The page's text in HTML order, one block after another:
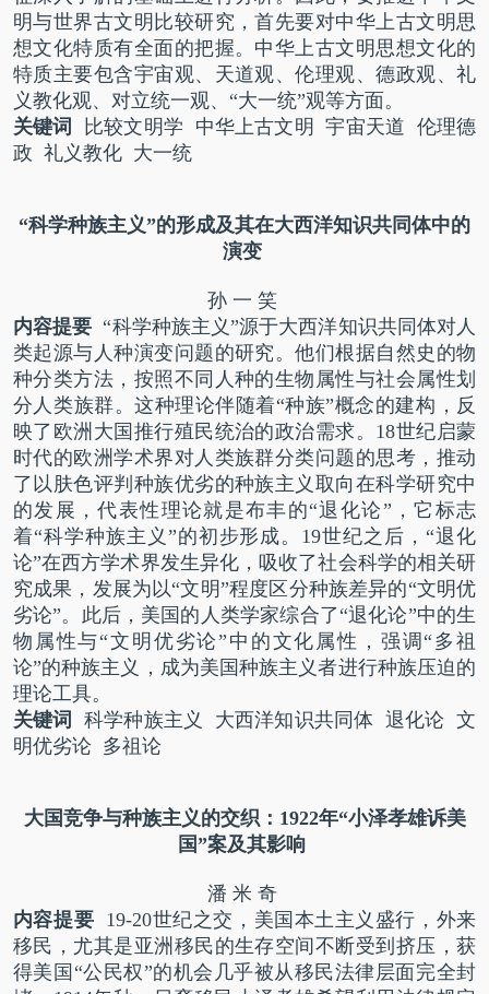
明与世界古文明比较研究，首先要对中华上古文明思
想文化特质有全面的把握。中华上古文明思想文化的
特质主要包含宇宙观、天道观、伦理观、德政观、礼
义教化观、对立统一观、“大一统”观等方面。
关键词
比较文明学 中华上古文明 宇宙天道 伦理德
政 礼义教化 大一统
“科学种族主义”的形成及其在大西洋知识共同体中的
演变
孙 一 笑
内容提要 “科学种族主义”源于大西洋知识共同体对人
类起源与人种演变问题的研究。他们根据自然史的物
种分类方法，按照不同人种的生物属性与社会属性划
分人类族群。这种理论伴随着“种族”概念的建构，反
映了欧洲大国推行殖民统治的政治需求。 18世纪启蒙
时代的欧洲学术界对人类族群分类问题的思考，推动
了以肤色评判种族优劣的种族主义取向在科学研究中
的发展，代表性理论就是布丰的“退化论”，它标志
着“科学种族主义”的初步形成。 19世纪之后，“退化
论”在西方学术界发生异化，吸收了社会科学的相关研
究成果，发展为以“文明”程度区分种族差异的“文明优
劣论”。此后，美国的人类学家综合了“退化论”中的生
物属性与“文明优劣论”中的文化属性，强调“多祖
论”的种族主义，成为美国种族主义者进行种族压迫的
理论工具。
关键词
科学种族主义 大西洋知识共同体 退化论 文
明优劣论 多祖论
大国竞争与种族主义的交织： 1922年“小泽孝雄诉美
国”案及其影响
潘 米 奇
内容提要 19-20世纪之交，美国本土主义盛行，外来
移民，尤其是亚洲移民的生存空间不断受到挤压，获
得美国“公民权”的机会几乎被从移民法律层面完全封